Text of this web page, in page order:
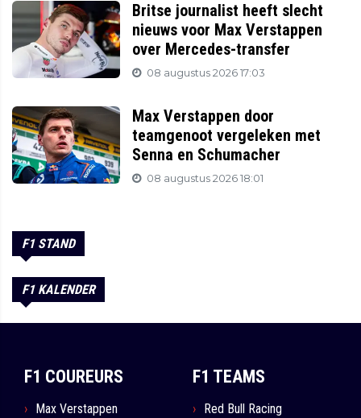
Britse journalist heeft slecht
nieuws voor Max Verstappen
over Mercedes-transfer
08 augustus 2026 17:03
Max Verstappen door
teamgenoot vergeleken met
Senna en Schumacher
08 augustus 2026 18:01
F1 STAND
F1 KALENDER
F1 COUREURS
Max Verstappen
F1 TEAMS
Red Bull Racing